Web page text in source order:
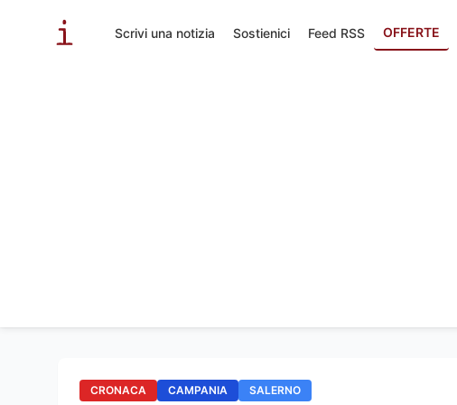
Scrivi una notizia Sostienici Feed RSS OFFERTE
CRONACA CAMPANIA SALERNO